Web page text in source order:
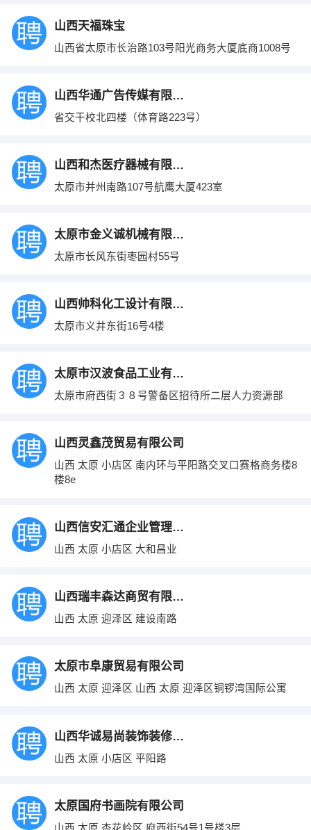
山西天福珠宝
山西省太原市长治路103号阳光商务大厦底商1008号
山西华通广告传媒有限公司
省交干校北四楼（体育路223号）
山西和杰医疗器械有限公司
太原市并州南路107号航鹰大厦423室
太原市金义诚机械有限公司
太原市长风东街枣园村55号
山西帅科化工设计有限公司
太原市义井东街16号4楼
太原市汉波食品工业有限公司
太原市府西街３８号警备区招待所二层人力资源部
山西灵鑫茂贸易有限公司
山西 太原 小店区 南内环与平阳路交叉口赛格商务楼8
楼8e
山西信安汇通企业管理咨询有限公司
山西 太原 小店区 大和昌业
山西瑞丰森达商贸有限公司
山西 太原 迎泽区 建设南路
太原市阜康贸易有限公司
山西 太原 迎泽区 山西 太原 迎泽区铜锣湾国际公寓
山西华诚易尚装饰装修工程有限公司
山西 太原 小店区 平阳路
太原国府书画院有限公司
山西 太原 杏花岭区 府西街54号1号楼3层